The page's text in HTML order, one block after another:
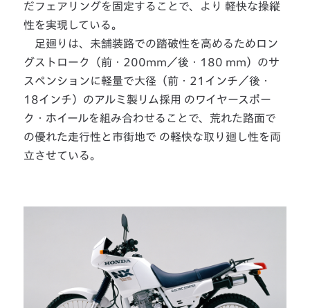
だフェアリングを固定することで、より 軽快な操縦
性を実現している。
足廻りは、未舗装路での踏破性を高めるためロン
グストローク（前・200mm／後・180 mm）のサ
スペンションに軽量で大径（前・21インチ／後・
18インチ）のアルミ製リム採用 のワイヤースポー
ク・ホイールを組み合わせることで、荒れた路面で
の優れた走行性と市街地で の軽快な取り廻し性を両
立させている。